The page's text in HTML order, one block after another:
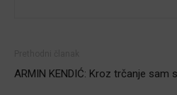
ARMIN KENDIĆ: Kroz trčanje